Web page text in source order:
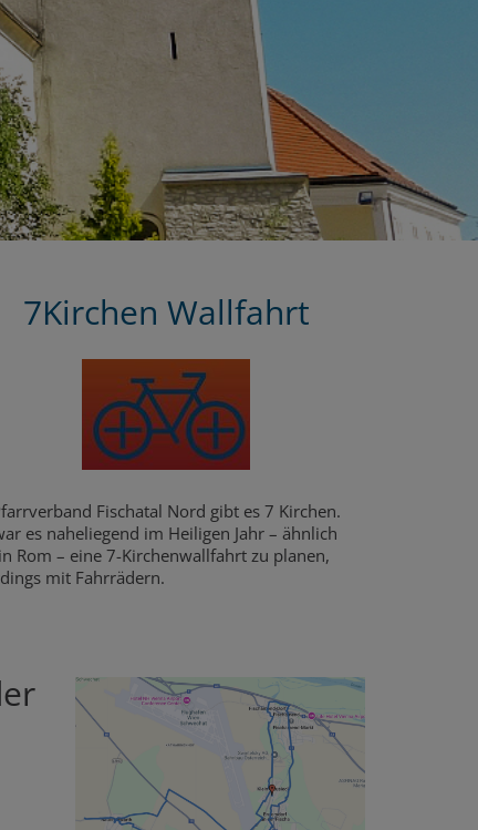
7Kirchen Wallfahrt
Fischatal Nord gibt es 7 Kirchen.
es naheliegend im Heiligen Jahr – ähnlich
Rom – eine 7-Kirchenwallfahrt zu planen,
mit Fahrrädern.